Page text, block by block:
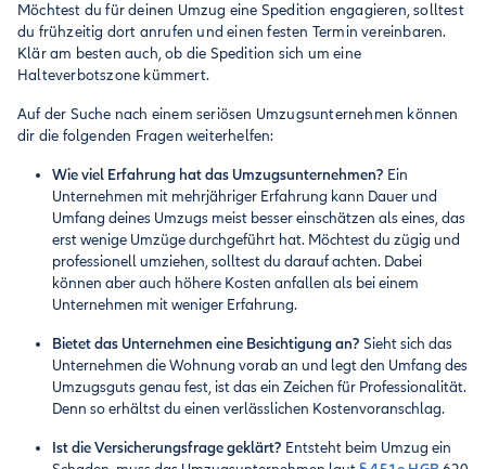
Möchtest du für deinen Umzug eine Spedition engagieren, solltest
du frühzeitig dort anrufen und einen festen Termin vereinbaren.
Klär am besten auch, ob die Spedition sich um eine
Halteverbotszone kümmert.
Auf der Suche nach einem seriösen Umzugsunternehmen können
dir die folgenden Fragen weiterhelfen:
Wie viel Erfahrung hat das Umzugsunternehmen? Ein
Unternehmen mit mehrjähriger Erfahrung kann Dauer und
Umfang deines Umzugs meist besser einschätzen als eines, das
erst wenige Umzüge durchgeführt hat. Möchtest du zügig und
professionell umziehen, solltest du darauf achten. Dabei
können aber auch höhere Kosten anfallen als bei einem
Unternehmen mit weniger Erfahrung.
Bietet das Unternehmen eine Besichtigung an? Sieht sich das
Unternehmen die Wohnung vorab an und legt den Umfang des
Umzugsguts genau fest, ist das ein Zeichen für Professionalität.
Denn so erhältst du einen verlässlichen Kostenvoranschlag.
Ist die Versicherungsfrage geklärt? Entsteht beim Umzug ein